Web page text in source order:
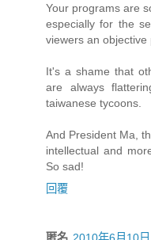
Your programs are
especially for the
viewers an objective
It's a shame that
are always
taiwanese tycoons.
And President Ma,
intellectual and
So sad!
回覆
匿名 2010年6月10